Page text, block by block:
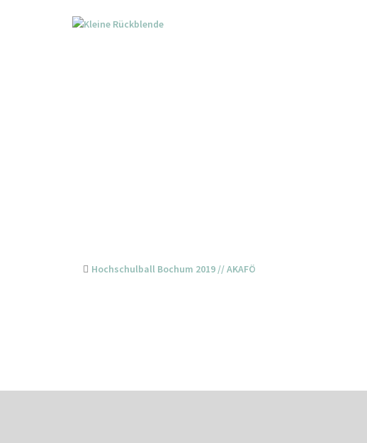
Post
Hochschulball Bochum 2019 // AKAFÖ